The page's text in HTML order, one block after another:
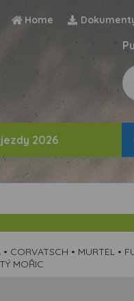
Home
2026
CORVATSCH • MURTEL •
MOŘIC